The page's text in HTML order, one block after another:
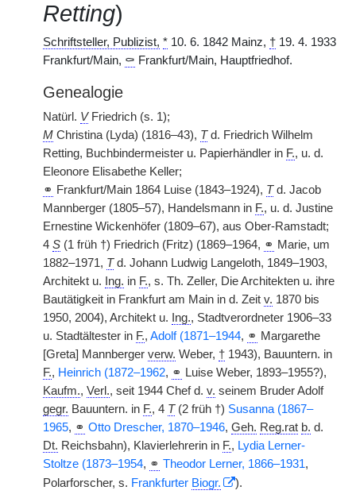
Retting)
Schriftsteller, Publizist, * 10. 6. 1842 Mainz, † 19. 4. 1933
Frankfurt/Main, ⚰ Frankfurt/Main, Hauptfriedhof.
Genealogie
Natürl. VFriedrich (s. 1);
M Christina (Lyda) (1816–43), Td. Friedrich Wilhelm
Retting, Buchbindermeister u. Papierhändler in F., u. d.
Eleonore Elisabethe Keller;
⚭ Frankfurt/Main 1864 Luise (1843–1924), Td. Jacob
Mannberger (1805–57), Handelsmann in F., u. d. Justine
Ernestine Wickenhöfer (1809–67), aus Ober-Ramstadt;
4 S (1 früh †) Friedrich (Fritz) (1869–1964, ⚭ Marie, um
1882–1971, Td. Johann Ludwig Langeloth, 1849–1903,
Architekt u.
Ing. in F., s. Th. Zeller, Die Architekten u. ihre
Bautätigkeit in Frankfurt am Main in d. Zeit v. 1870 bis
1950, 2004), Architekt u.
Ing., Stadtverordneter 1906–33
u. Stadtältester in F., Adolf (1871–1944, ⚭ Margarethe
[Greta] Mannberger verw. Weber, † 1943), Bauuntern. in
F., Heinrich (1872–1962, ⚭
Luise Weber, 1893–1955?),
Kaufm., Verl., seit 1944 Chef d. v. seinem Bruder Adolf
gegr. Bauuntern. in F., 4 T(2 früh †) Susanna (1867–
1965, ⚭ Otto Drescher, 1870–1946, Geh. Reg.rat b. d.
Dt. Reichsbahn), Klavierlehrerin in F., Lydia Lerner-
Stoltze (1873–1954, ⚭ Theodor Lerner, 1866–1931,
Polarforscher, s. Frankfurter Biogr. ).